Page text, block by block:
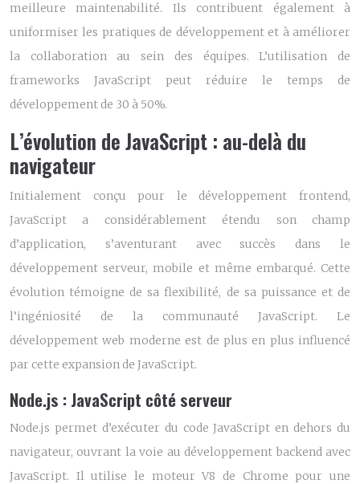
meilleure maintenabilité. Ils contribuent également à
uniformiser les pratiques de développement et à améliorer
la collaboration au sein des équipes. L’utilisation de
frameworks JavaScript peut réduire le temps de
développement de 30 à 50%.
L’évolution de JavaScript : au-delà du
navigateur
Initialement conçu pour le développement frontend,
JavaScript a considérablement étendu son champ
d’application, s’aventurant avec succès dans le
développement serveur, mobile et même embarqué. Cette
évolution témoigne de sa flexibilité, de sa puissance et de
l’ingéniosité de la communauté JavaScript. Le
développement web moderne est de plus en plus influencé
par cette expansion de JavaScript.
Node.js : JavaScript côté serveur
Node.js permet d’exécuter du code JavaScript en dehors du
navigateur, ouvrant la voie au développement backend avec
JavaScript. Il utilise le moteur V8 de Chrome pour une